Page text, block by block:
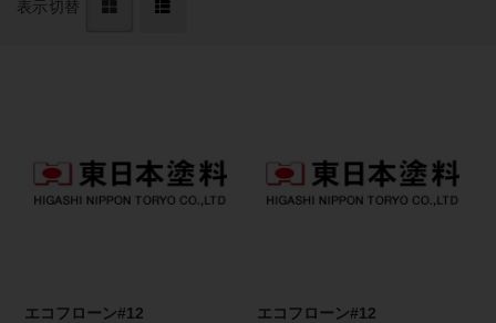
表示切替
エコフローン#12 エコフローン#12